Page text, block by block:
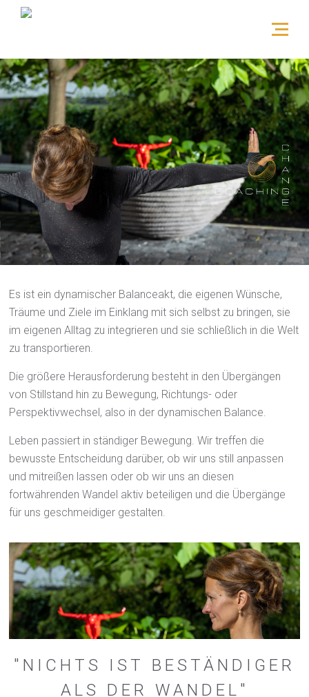
Es ist ein dynamischer Balanceakt, die eigenen Wünsche,
Träume und Ziele im Einklang mit sich selbst zu bringen, sie
im eigenen Alltag zu integrieren und sie schließlich in die Welt
zu transportieren.
Die größere Herausforderung besteht in den Übergängen
von Stillstand hin zu Bewegung, Richtungs- oder
Perspektivwechsel, also in der dynamischen Balance.
Leben passiert in ständiger Bewegung. Wir treffen die
bewusste Entscheidung darüber, ob wir uns still anpassen
und mitreißen lassen oder ob wir uns an diesen
fortwährenden Wandel aktiv beteiligen und die Übergänge
für uns geschmeidiger gestalten.
"NICHTS IST BESTÄNDIGER
ALS DER WANDEL"